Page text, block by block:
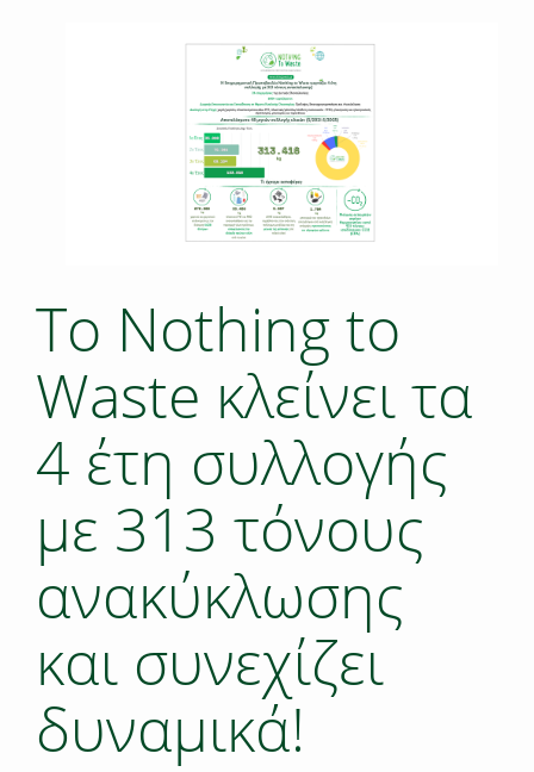
Το Nothing to
Waste κλείνει τα
4 έτη συλλογής
με 313 τόνους
ανακύκλωσης
και συνεχίζει
δυναμικά!